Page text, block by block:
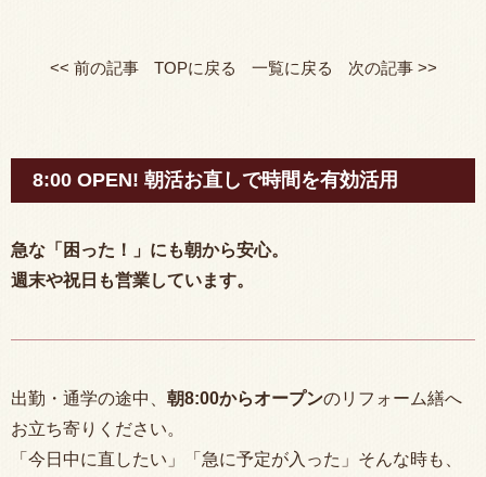
<< 前の記事 TOPに戻る 一覧に戻る 次の記事 >>
8:00 OPEN! 朝活お直しで時間を有効活用
急な「困った！」にも朝から安心。
週末や祝日も営業しています。
出勤・通学の途中、 朝8:00からオープンのリフォーム繕へ
お立ち寄りください。
「今日中に直したい」「急に予定が入った」そんな時も、